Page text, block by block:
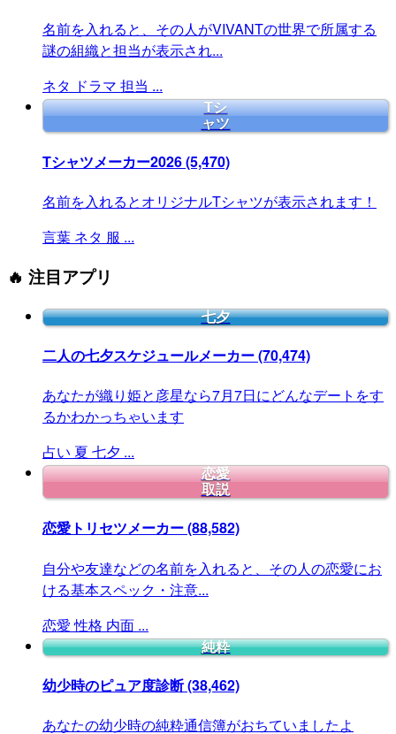
名前を入れると、その人がVIVANTの世界で所属する
謎の組織と担当が表示され...
ネタ ドラマ 担当 ...
Tシ
ャツ
Tシャツメーカー2026(5,470)
名前を入れるとオリジナルTシャツが表示されます！
言葉 ネタ 服 ...
🔥 注目アプリ
七夕
二人の七夕スケジュールメーカー(70,474)
あなたが織り姫と彦星なら7月7日にどんなデートをす
るかわかっちゃいます
占い 夏 七夕 ...
恋愛
取説
恋愛トリセツメーカー(88,582)
自分や友達などの名前を入れると、その人の恋愛にお
ける基本スペック・注意...
恋愛 性格 内面 ...
純粋
幼少時のピュア度診断(38,462)
あなたの幼少時の純粋通信簿がおちていましたよ